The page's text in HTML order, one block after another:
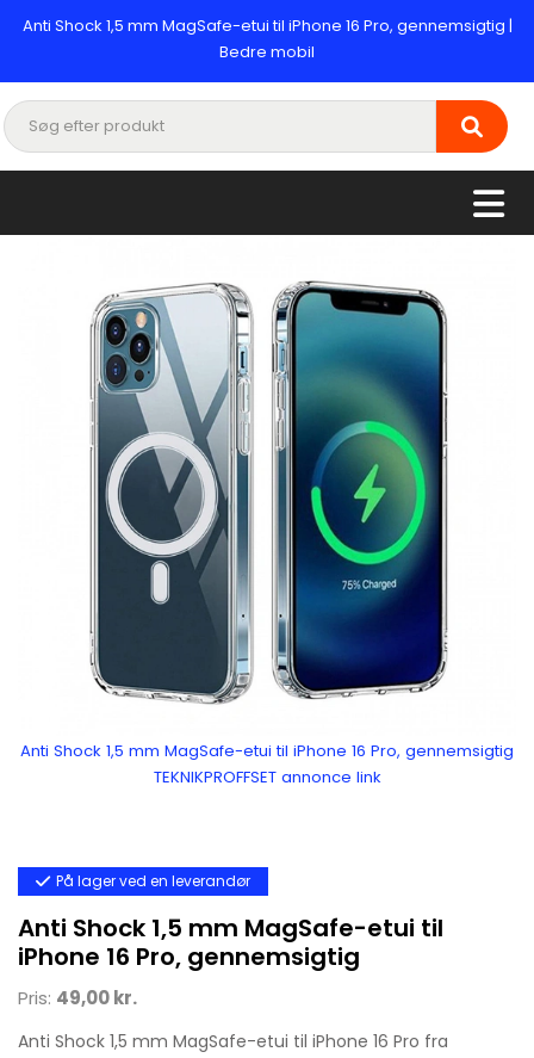
Anti Shock 1,5 mm MagSafe-etui til iPhone 16 Pro, gennemsigtig |
Bedre mobil
Anti Shock 1,5 mm MagSafe-etui til iPhone 16 Pro, gennemsigtig
TEKNIKPROFFSET annonce link
På lager ved en leverandør
Anti Shock 1,5 mm MagSafe-etui til
iPhone 16 Pro, gennemsigtig
Pris: 49,00 kr.
Anti Shock 1,5 mm MagSafe-etui til iPhone 16 Pro fra